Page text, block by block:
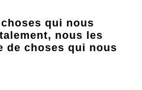
qui nous
nous les
de choses qui nous